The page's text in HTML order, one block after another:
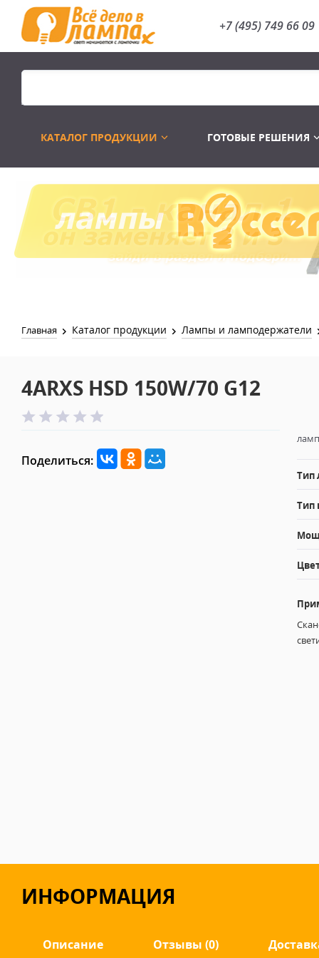
+7 (495) 749 66 09
КАТАЛОГ ПРОДУКЦИИ
Распродажа Лампы
ГОТОВЫЕ РЕШЕНИЯ
Главная Каталог продукции Лампы и ламподержатели
4ARXS HSD 150W/70 G12
Поделиться:
Тип
Тип
ИНФОРМАЦИЯ
Описание Отзывы (0)